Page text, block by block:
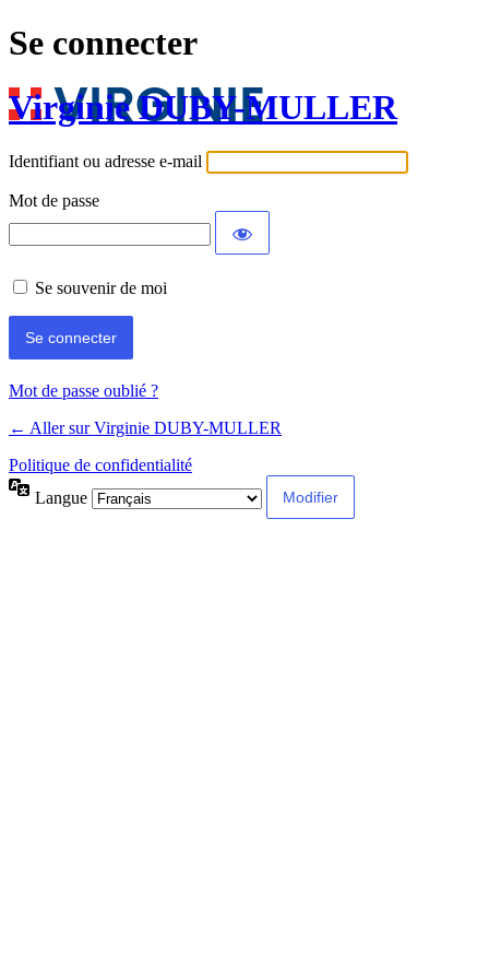
Se connecter
Virginie DUBY-MULLER
Identifiant ou adresse e-mail
Mot de passe
Se souvenir de moi
Mot de passe oublié ?
← Aller sur Virginie DUBY-MULLER
Politique de confidentialité
Langue